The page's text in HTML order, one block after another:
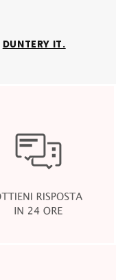
DUNTERY IT.